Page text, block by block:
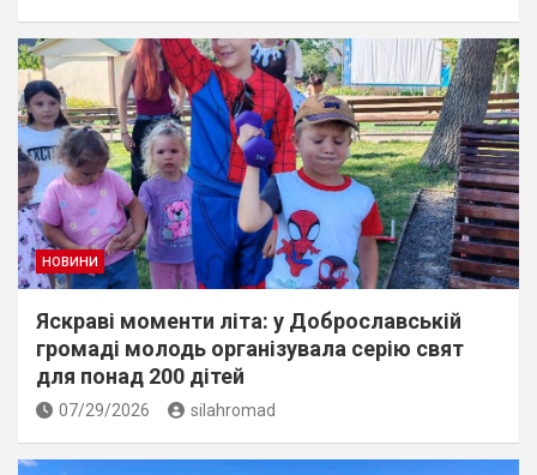
НОВИНИ
Яскраві моменти літа: у Доброславській
громаді молодь організувала серію свят
для понад 200 дітей
07/29/2026 silahromad